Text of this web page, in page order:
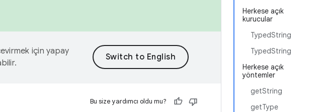
Herkese açık
kurucular
TypedString
TypedString
Herkese açık
yöntemler
getString
getType
için yapay
Bu size yardımcı oldu mu?